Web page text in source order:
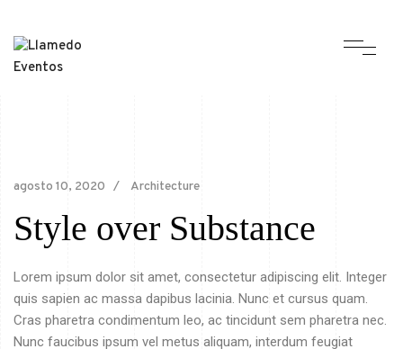
agosto 10, 2020 Architecture
Style over Substance
Lorem ipsum dolor sit amet, consectetur adipiscing elit. Integer
quis sapien ac massa dapibus lacinia. Nunc et cursus quam.
Cras pharetra condimentum leo, ac tincidunt sem pharetra nec.
Nunc faucibus ipsum vel metus aliquam, interdum feugiat